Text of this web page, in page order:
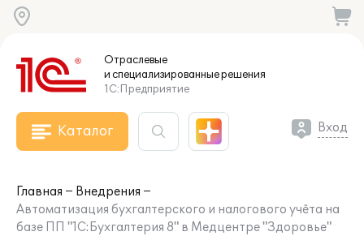
Отраслевые
и специализированныерешения
1С:Предприятие
Каталог Вход
Главная
Внедрения
Автоматизация бухгалтерского и налогового учёта на
базе ПП "1С:Бухгалтерия 8" в Медцентре "Здоровье"